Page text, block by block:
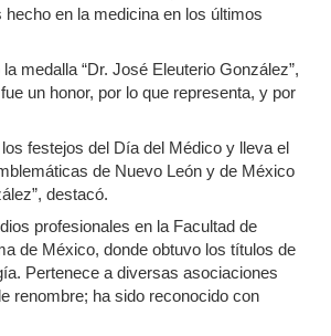
en la medicina en los últimos
medalla “Dr. José Eleuterio González”,
un honor, por lo que representa, y por
festejos del Día del Médico y lleva el
de Nuevo León y de México
destacó.
profesionales en la Facultad de
de México, donde obtuvo los títulos de
Pertenece a diversas asociaciones
renombre; ha sido reconocido con